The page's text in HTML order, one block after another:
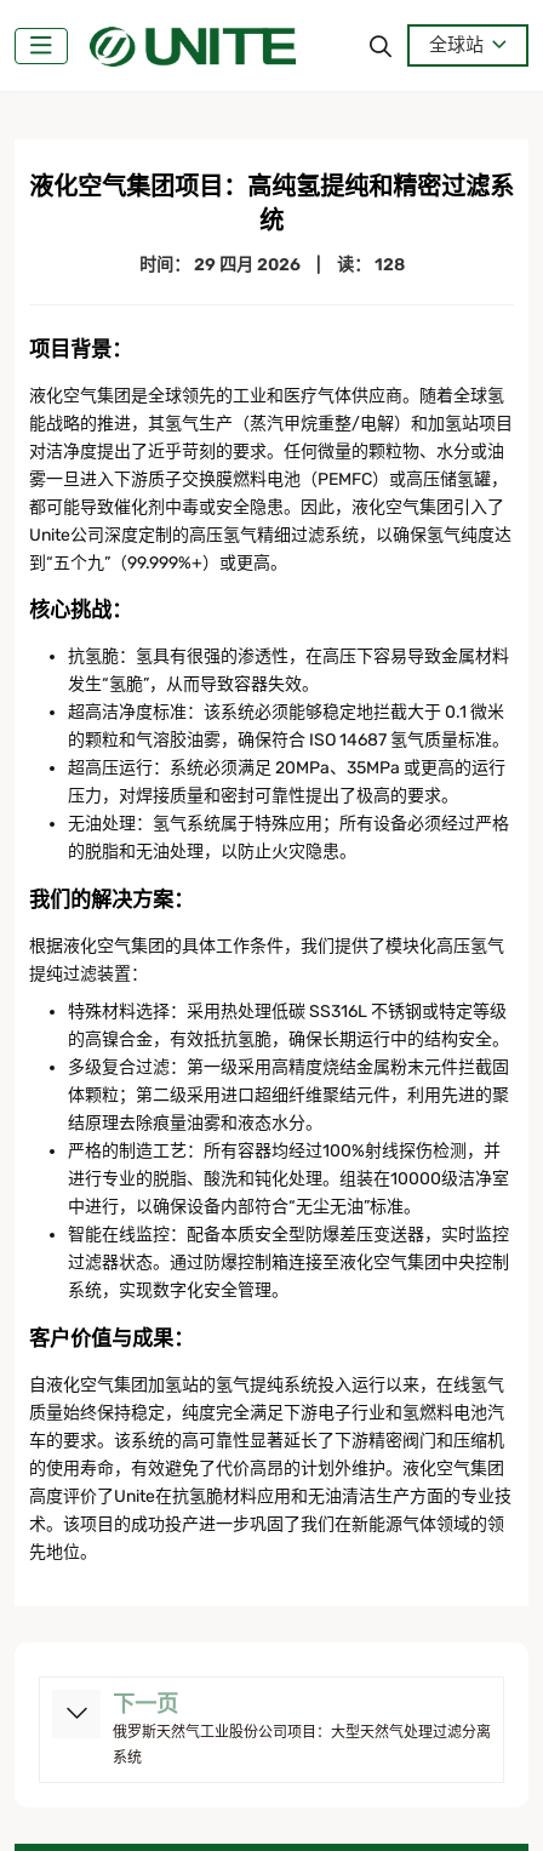
全球站
液化空气集团项目：高纯氢提纯和精密过滤系
统
时间： 29 四月 2026 读： 128
项目背景：
液化空气集团是全球领先的工业和医疗气体供应商。随着全球氢
能战略的推进，其氢气生产（蒸汽甲烷重整/电解）和加氢站项目
对洁净度提出了近乎苛刻的要求。任何微量的颗粒物、水分或油
雾一旦进入下游质子交换膜燃料电池（PEMFC）或高压储氢罐，
都可能导致催化剂中毒或安全隐患。因此，液化空气集团引入了
Unite公司深度定制的高压氢气精细过滤系统，以确保氢气纯度达
到“五个九”（99.999%+）或更高。
核心挑战：
抗氢脆：氢具有很强的渗透性，在高压下容易导致金属材料
发生“氢脆”，从而导致容器失效。
超高洁净度标准：该系统必须能够稳定地拦截大于 0.1 微米
的颗粒和气溶胶油雾，确保符合 ISO 14687 氢气质量标准。
超高压运行：系统必须满足 20MPa、35MPa 或更高的运行
压力，对焊接质量和密封可靠性提出了极高的要求。
无油处理：氢气系统属于特殊应用；所有设备必须经过严格
的脱脂和无油处理，以防止火灾隐患。
我们的解决方案：
根据液化空气集团的具体工作条件，我们提供了模块化高压氢气
提纯过滤装置：
特殊材料选择：采用热处理低碳 SS316L 不锈钢或特定等级
的高镍合金，有效抵抗氢脆，确保长期运行中的结构安全。
多级复合过滤：第一级采用高精度烧结金属粉末元件拦截固
体颗粒；第二级采用进口超细纤维聚结元件，利用先进的聚
结原理去除痕量油雾和液态水分。
严格的制造工艺：所有容器均经过100%射线探伤检测，并
进行专业的脱脂、酸洗和钝化处理。组装在10000级洁净室
中进行，以确保设备内部符合“无尘无油”标准。
智能在线监控：配备本质安全型防爆差压变送器，实时监控
过滤器状态。通过防爆控制箱连接至液化空气集团中央控制
系统，实现数字化安全管理。
客户价值与成果：
自液化空气集团加氢站的氢气提纯系统投入运行以来，在线氢气
质量始终保持稳定，纯度完全满足下游电子行业和氢燃料电池汽
车的要求。该系统的高可靠性显著延长了下游精密阀门和压缩机
的使用寿命，有效避免了代价高昂的计划外维护。液化空气集团
高度评价了Unite在抗氢脆材料应用和无油清洁生产方面的专业技
术。该项目的成功投产进一步巩固了我们在新能源气体领域的领
先地位。
下一页
俄罗斯天然气工业股份公司项目：大型天然气处理过滤分离
系统